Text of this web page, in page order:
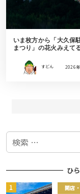
いま枚方から「大久保
まつり」の花火みえて
すどん 2026
検
ひ
開店